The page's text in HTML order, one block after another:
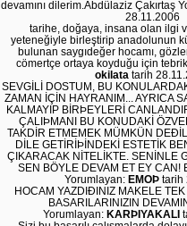
devamını dilerim.Abdülaziz Çakırtaş
28.11.2006
tarihe, doğaya, insana olan ilgi
yeteneğiyle birleştirip anadolunun
bulunan saygıdeğer hocamı,
cömertçe ortaya koyduğu için
okilata tarih
SEVGİLİ DOSTUM, BU
ZAMAN İÇİN HAYRANIM... AYRICA
KALMAYIP BİRÞEYLERİ
ÇALIÞMANI BU KONUDAKİ
TAKDİR ETMEMEK MÜMKÜN
DİLE GETİRİÞİNDEKİ ESTETİK
ÇIKARACAK NİTELİKTE. SENİNLE
SEN BÖYLE DEVAM ET EY CAN!
Yorumlayan:EMOÞtarih
HOCAM YAZDIÐINIZ MAKELE
BASARILARINIZIN
Yorumlayan: KARÞIYAKALI